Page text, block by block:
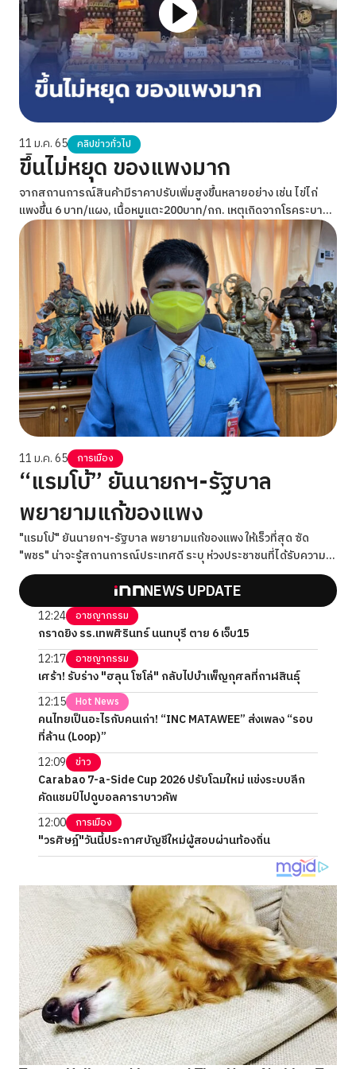
11 ม.ค. 65 คลิปข่าวทั่วไป
ขึ้นไม่หยุด ของแพงมาก
จากสถานการณ์สินค้ามีราคาปรับเพิ่มสูงขึ้นหลายอย่าง เช่น ไข่ไก่
แพงขึ้น 6 บาท/แผง, เนื้อหมูแตะ200บาท/กก. เหตุเกิดจากโรคระบาด
ในสัตว์ ทำให้หมูขาดตลาด เนื้อไก่ก็แพงขึ้นประมาณ 15บาท/กก. รวม
ไปถึง ค่าทางด่วน ก๊าซหุงต้ม ค่าไฟ และล่าสุดเรือแสนแสบที่ขนขบวน
กันขึ้นราคา เนื่องจากราคาน้ำมันดีเซลที่ขึ้นต่อเนื่อง
11 ม.ค. 65 การเมือง
“แรมโบ้” ยันนายกฯ-รัฐบาล
พยายามแก้ของแพง
"แรมโบ้" ยันนายกฯ-รัฐบาล พยายามแก้ของแพง ให้เร็วที่สุด ซัด
"พชร" น่าจะรู้สถานการณ์ประเทศดี ระบุ ห่วงประชาชนที่ได้รับความ
เดือดร้อนก็ควรออกไปช่วยเหลือบ้าง
NEWS UPDATE
12:24 อาชญากรรม
กราดยิง รร.เทพศิรินทร์ นนทบุรี ตาย 6 เจ็บ15
12:17
อาชญากรรม
เศร้า! รับร่าง "ฮลุน โซโล่" กลับไปบำเพ็ญกุศลที่กาฬสินธุ์
12:15
Hot News
คนไทยเป็นอะไรกับคนเก่า! “INC MATAWEE” ส่งเพลง “รอบ
ที่ล้าน (Loop)”
12:09
ข่าว
Carabao 7-a-Side Cup 2026 ปรับโฉมใหม่ แข่งระบบลีก
คัดแชมป์ไปดูบอลคาราบาวคัพ
12:00
การเมือง
"วรศิษฎ์"วันนี้ประกาศบัญชีใหม่ผู้สอบผ่านท้องถิ่น